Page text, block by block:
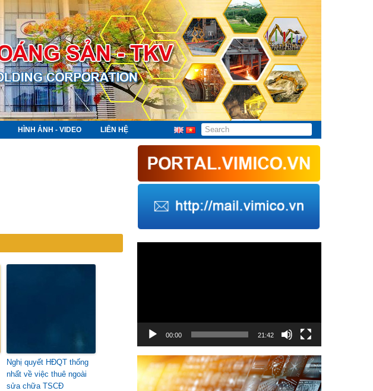
HÌNH ẢNH - VIDEO LIÊN HỆ
Nghị quyết HĐQT thống
nhất về việc thuê ngoài
sửa chữa TSCĐ
00:00 21:42